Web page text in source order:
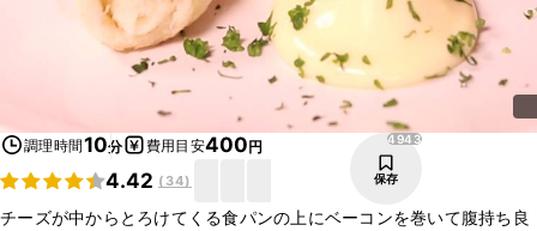
調理時間10分 費用目安400円
4.42 ( 34)
4943
保存
チーズが中からとろけてくる食パンの上にベーコンを巻いて腹持ち良